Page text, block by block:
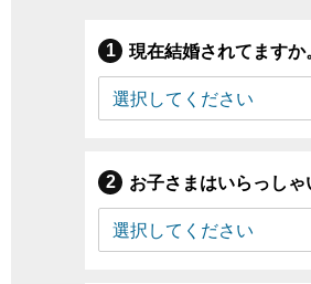
現在結婚されてますか
お子さまはいらっしゃ